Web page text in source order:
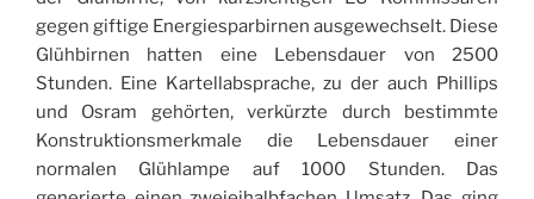
gegen giftige Energiesparbirnen ausgewechselt. Diese
Glühbirnen hatten eine Lebensdauer von 2500
Stunden. Eine Kartellabsprache, zu der auch Phillips
und Osram gehörten, verkürzte durch bestimmte
Konstruktionsmerkmale die Lebensdauer einer
normalen Glühlampe auf 1000 Stunden. Das